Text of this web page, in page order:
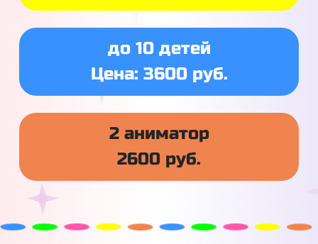
до 10 детей
Цена: 3600 руб.
2 аниматор
2600 руб.